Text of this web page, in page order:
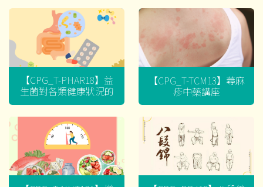
【CPG_T-PHAR18】益
生菌對各類健康狀況的
迷思
【CPG_T-TCM13】蕁麻
疹中藥講座